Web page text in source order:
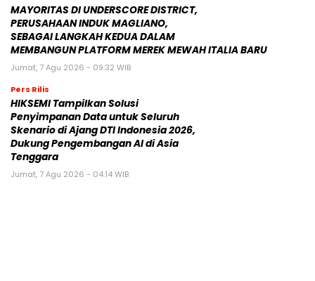
MAYORITAS DI UNDERSCORE DISTRICT,
PERUSAHAAN INDUK MAGLIANO,
SEBAGAI LANGKAH KEDUA DALAM
MEMBANGUN PLATFORM MEREK MEWAH ITALIA BARU
Jumat, 7 Agu 2026 - 09:32 WIB
Pers Rilis
HIKSEMI Tampilkan Solusi
Penyimpanan Data untuk Seluruh
Skenario di Ajang DTI Indonesia 2026,
Dukung Pengembangan AI di Asia
Tenggara
Jumat, 7 Agu 2026 - 04:14 WIB